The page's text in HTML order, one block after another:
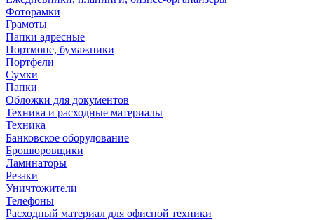
Фоторамки
Грамоты
Папки адресные
Портмоне, бумажники
Портфели
Сумки
Папки
Обложки для документов
Техника и расходные материалы
Техника
Банковское оборудование
Брошюровщики
Ламинаторы
Резаки
Уничтожители
Телефоны
Расходный материал для офисной техники